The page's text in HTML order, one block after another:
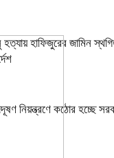
হাফিজুরের জামিন
নিয়ন্ত্রণে কঠোর হচ্ছে